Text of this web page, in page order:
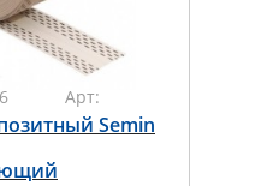
Арт:
Semin